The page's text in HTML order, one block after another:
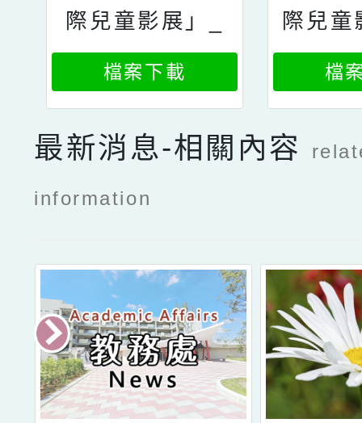
際兒童影展」_
新聞_42部外國
影片線上登場、
檔案下載
際兒童
檔
最新消息-相關內容
information